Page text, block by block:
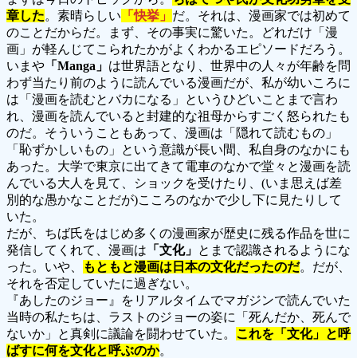
章した。素晴らしい 「快挙」 だ。それは、漫画家では初めて
のことだからだ。まず、その事実に驚いた。どれだけ「漫
画」が軽んじてこられたかがよくわかるエピソードだろう。
いまや 「Manga」 は世界語となり、世界中の人々が年齢を問
わず当たり前のように読んでいる漫画だが、私が幼いころに
は「漫画を読むとバカになる」というひどいことまで言わ
れ、漫画を読んでいると封建的な祖母からすごく怒られたも
のだ。そういうこともあって、漫画は「隠れて読むもの」
「恥ずかしいもの」という意識が長い間、私自身のなかにも
あった。大学で東京に出てきて電車のなかで堂々と漫画を読
んでいる大人を見て、ショックを受けたり、(いま思えば差
別的な愚かなことだが)こころのなかで少し下に見たりして
いた。
だが、ちば氏をはじめ多くの漫画家が歴史に残る作品を世に
発信してくれて、漫画は 「文化」 とまで認識されるようにな
った。いや、
もともと漫画は日本の文化だったのだ。だが、
それを否定していたに過ぎない。
『あしたのジョー』をリアルタイムでマガジンで読んでいた
当時の私たちは、ラストのジョーの姿に「死んだか、死んで
ないか」と真剣に議論を闘わせていた。 これを「文化」と呼
ばすに何を文化と呼ぶのか。